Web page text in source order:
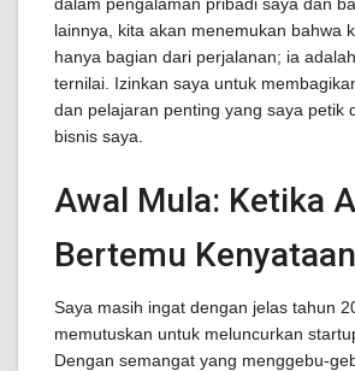
lainnya, kita akan menemukan bahwa
hanya bagian dari perjalanan; ia
ternilai. Izinkan saya untuk
dan pelajaran penting yang saya petik
bisnis saya.
Awal Mula: Ketika
Bertemu Kenyataan
Saya masih ingat dengan jelas tahun
memutuskan untuk meluncurkan
Dengan semangat yang menggebu-